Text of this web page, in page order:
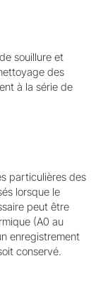
souillure et
des
à la série de
particulières des
lorsque le
peut être
(A0 au
enregistrement
conservé.